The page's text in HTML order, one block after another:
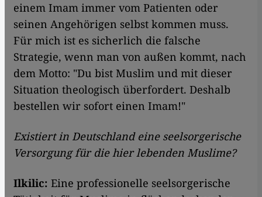
einem Imam immer vom Patienten oder
seinen Angehörigen selbst kommen muss.
Für mich ist es sicherlich die falsche
Strategie, wenn man von außen kommt, nach
dem Motto: "Du bist Muslim und mit dieser
Situation theologisch überfordert. Deshalb
bestellen wir sofort einen Imam!"
Existiert in Deutschland eine seelsorgerische
Versorgung für die hier lebenden Muslime?
Ilkilic: Eine professionelle seelsorgerische